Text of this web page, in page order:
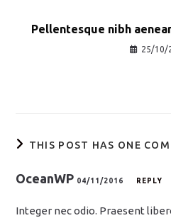
Pellentesque nibh
25/10/
THIS POST HAS ONE
OceanWP 04/11/2016 REPLY
Integer nec odio. Praesent